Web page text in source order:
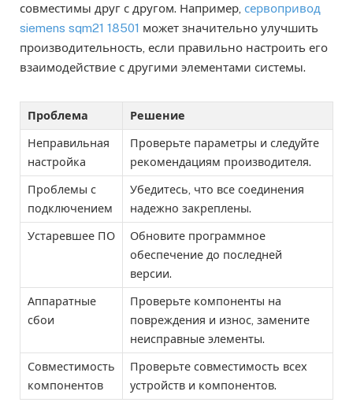
совместимы друг с другом. Например, сервопривод
siemens sqm21 18501 может значительно улучшить
производительность, если правильно настроить его
взаимодействие с другими элементами системы.
Проблема Решение
Неправильная
настройка
Проверьте параметры и следуйте
рекомендациям производителя.
Проблемы с
подключением
Убедитесь, что все соединения
надежно закреплены.
Устаревшее ПО
Обновите программное
обеспечение до последней
версии.
Аппаратные
сбои
Проверьте компоненты на
повреждения и износ, замените
неисправные элементы.
Совместимость
компонентов
Проверьте совместимость всех
устройств и компонентов.